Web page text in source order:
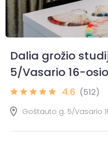
Dalia grožio
5/Vasario 16-
4.6 (512)
Goštauto g. 5/Vasario